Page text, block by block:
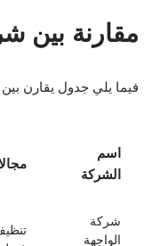
مقارنة بين
فيما يلي جدول يقارن
اسم
الشركة
شركة
الواجهة